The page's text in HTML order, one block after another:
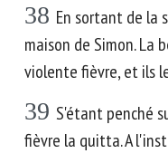
38 En sortant de la
maison de Simon. La
violente fièvre, et ils
39 S'étant penché
fièvre la quitta. A